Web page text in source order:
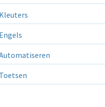
Kleuters
Engels
Toetsen